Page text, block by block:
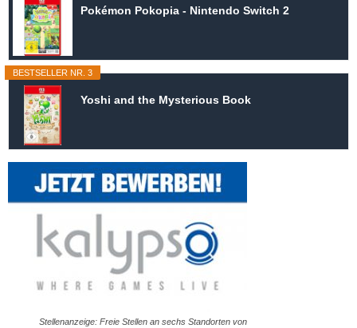
Pokémon Pokopia - Nintendo Switch 2
BESTSELLER NR. 3
Yoshi and the Mysterious Book
Stellenanzeige: Freie Stellen an sechs Standorten von